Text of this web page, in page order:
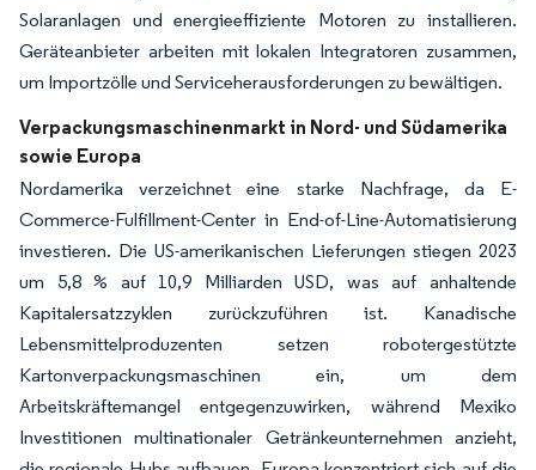
Solaranlagen und energieeffiziente Motoren zu installieren.
Geräteanbieter arbeiten mit lokalen Integratoren zusammen,
um Importzölle und Serviceherausforderungen zu bewältigen.
Verpackungsmaschinenmarkt in Nord- und Südamerika
sowie Europa
Nordamerika verzeichnet eine starke Nachfrage, da E-
Commerce-Fulfillment-Center in End-of-Line-Automatisierung
investieren. Die US-amerikanischen Lieferungen stiegen 2023
um 5,8 % auf 10,9 Milliarden USD, was auf anhaltende
Kapitalersatzzyklen zurückzuführen ist. Kanadische
Lebensmittelproduzenten setzen robotergestützte
Kartonverpackungsmaschinen ein, um dem
Arbeitskräftemangel entgegenzuwirken, während Mexiko
Investitionen multinationaler Getränkeunternehmen anzieht,